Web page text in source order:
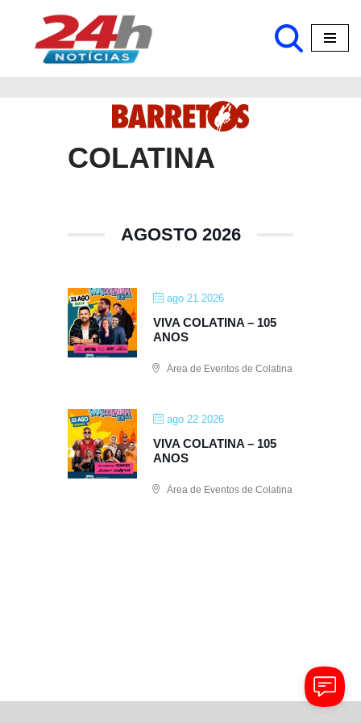
Pular
COLATINA
AGOSTO 2026
ago 21 2026
VIVA COLATINA – 105
ANOS
Área de Eventos de Colatina
ago 22 2026
VIVA COLATINA – 105
ANOS
Área de Eventos de Colatina